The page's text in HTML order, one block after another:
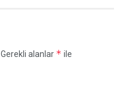
Gerekli alanlar * ile